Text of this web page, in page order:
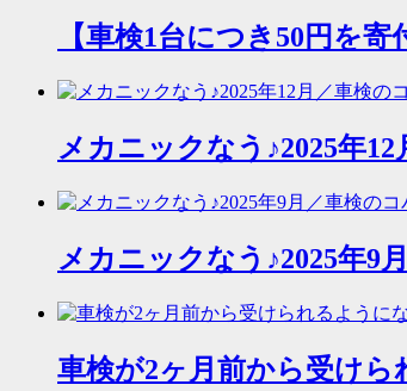
【車検1台につき50円を寄
メカニックなう♪2025年
メカニックなう♪2025年9
車検が2ヶ月前から受け